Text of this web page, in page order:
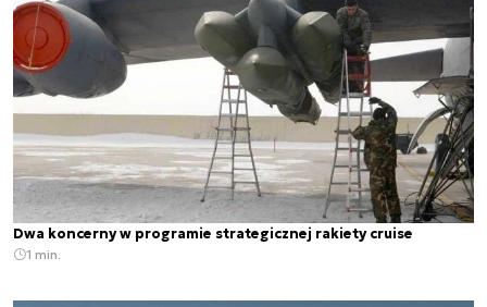
Dwa koncerny w programie strategicznej rakiety cruise
1 min.